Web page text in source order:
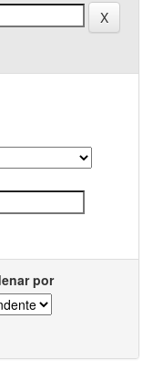
por